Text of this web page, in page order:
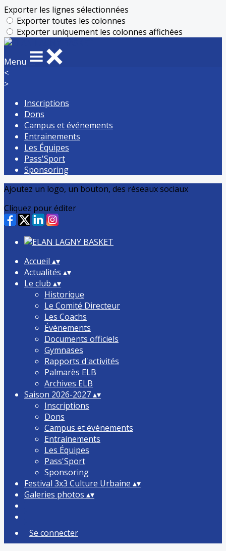
Exporter les lignes sélectionnées
Exporter toutes les colonnes
Exporter uniquement les colonnes affichées
Menu
<
>
Inscriptions
Dons
Campus et événements
Entrainements
Les Équipes
Pass'Sport
Sponsoring
Ajoutez un logo, un bouton, des réseaux sociaux
Cliquez pour éditer
Accueil ▴▾
Actualités ▴▾
Le club ▴▾
Historique
Le Comité Directeur
Les Coachs
Évènements
Documents officiels
Gymnases
Rapports d'activités
Palmarès ELB
Archives ELB
Saison 2026-2027▴▾
Inscriptions
Dons
Campus et événements
Entrainements
Les Équipes
Pass'Sport
Sponsoring
Festival 3x3 Culture Urbaine ▴▾
Galeries photos ▴▾
Se connecter